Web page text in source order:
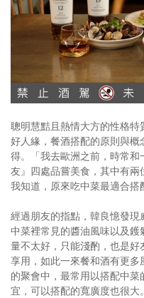
聰明慧黠且熱情大方的性格
好人緣，餐酒搭配的原則與
得。「我去歐洲之前，時常
友』四處品嘗美食，其中有
我知道，原來吃中菜最適合搭
經過朋友的指點，韓良憶發
中菜裡常見的醬油風味以及
量不太好，只能淺酌，也是
享用，如此一來餐和酒有更
的聚會中，最常用以搭配中
宜，可以搭配的寬廣度也很大